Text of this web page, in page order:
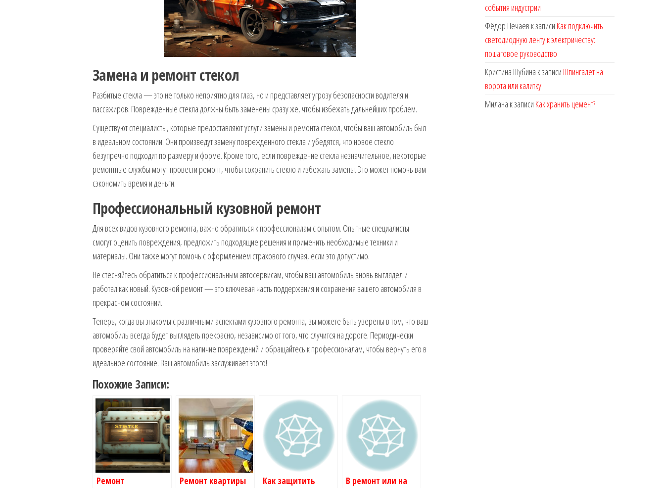
Замена и ремонт стекол
Разбитые стекла — это не только неприятно для глаз, но и представляет угрозу безопасности водителя и
пассажиров. Поврежденные стекла должны быть заменены сразу же, чтобы избежать дальнейших проблем.
Существуют специалисты, которые предоставляют услуги замены и ремонта стекол, чтобы ваш автомобиль был
в идеальном состоянии. Они произведут замену поврежденного стекла и убедятся, что новое стекло
безупречно подходит по размеру и форме. Кроме того, если повреждение стекла незначительное, некоторые
ремонтные службы могут провести ремонт, чтобы сохранить стекло и избежать замены. Это может помочь вам
сэкономить время и деньги.
Профессиональный кузовной ремонт
Для всех видов кузовного ремонта, важно обратиться к профессионалам с опытом. Опытные специалисты
смогут оценить повреждения, предложить подходящие решения и применить необходимые техники и
материалы. Они также могут помочь с оформлением страхового случая, если это допустимо.
Не стесняйтесь обратиться к профессиональным автосервисам, чтобы ваш автомобиль вновь выглядел и
работал как новый. Кузовной ремонт — это ключевая часть поддержания и сохранения вашего автомобиля в
прекрасном состоянии.
Теперь, когда вы знакомы с различными аспектами кузовного ремонта, вы можете быть уверены в том, что ваш
автомобиль всегда будет выглядеть прекрасно, независимо от того, что случится на дороге. Периодически
проверяйте свой автомобиль на наличие повреждений и обращайтесь к профессионалам, чтобы вернуть его в
идеальное состояние. Ваш автомобиль заслуживает этого!
Похожие Записи:
Ремонт
Ремонт квартиры
Как защитить
В ремонт или на
события индустрии
Фёдор Нечаев к записи Как подключить
светодиодную ленту к электричеству:
пошаговое руководство
Кристина Шубина к записи Шпингалет на
ворота или калитку
Милана к записи Как хранить цемент?